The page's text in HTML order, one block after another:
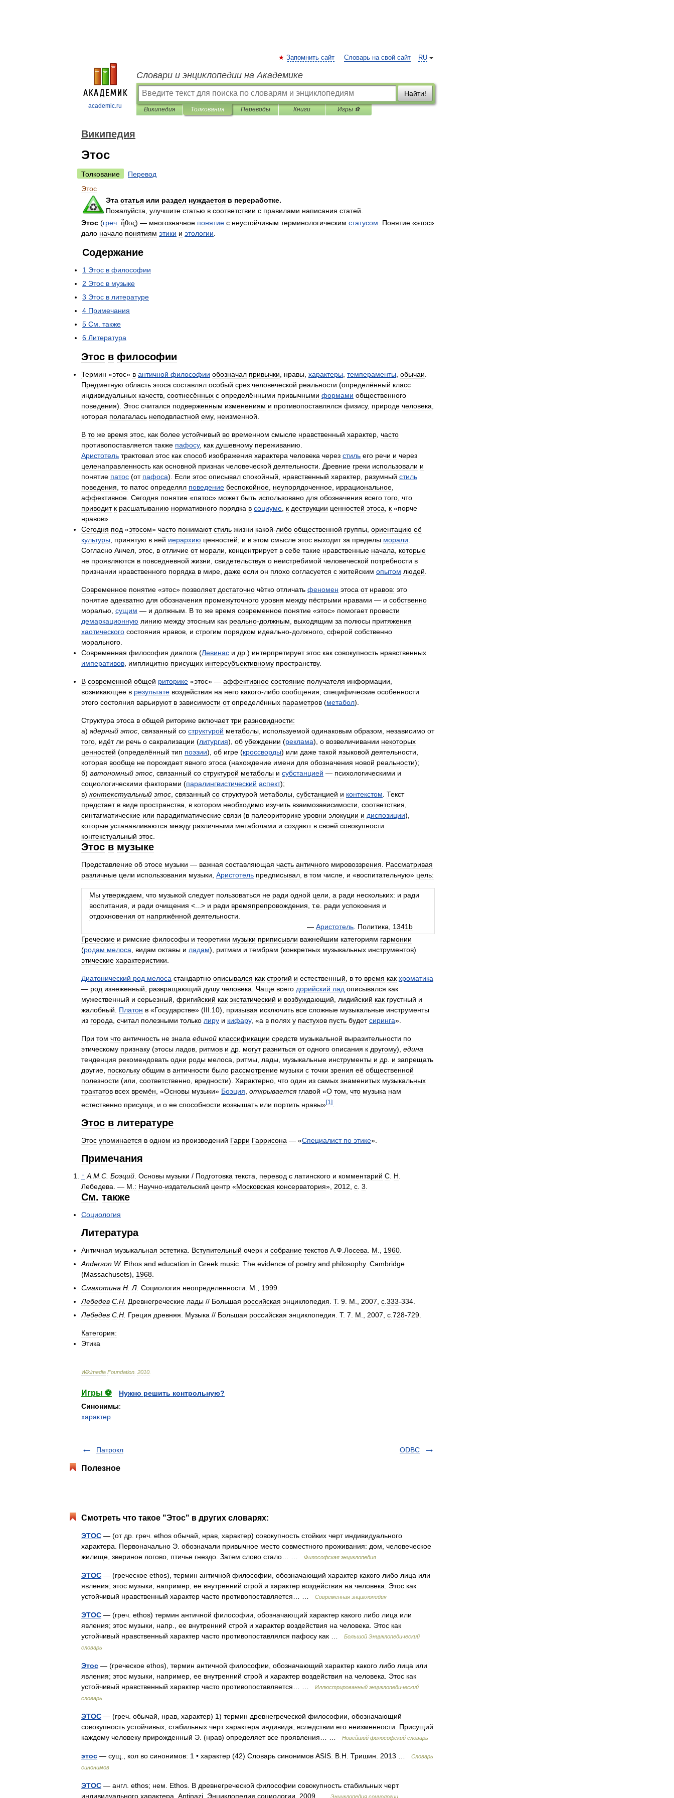
academic.ru
RU
Запомнить сайт Словарь на свой сайт
Словари и энциклопедии на Академике
Найти!
Википедия Толкования Переводы Книги Игры ⚽
Википедия
Этос
Толкование
Перевод
Этос
Эта статья или раздел нуждается в переработке.
Пожалуйста улучшите статью в соответствии с правилами написания статей
Этос (греч ἦθος) — многозначное понятие с неустойчивым терминологическим статусом Понятие «этос»
дало начало понятиям этики и этологии
Содержание
1 Этос в философии
2 Этос в музыке
3 Этос в литературе
4 Примечания
5 См также
6 Литература
Этос в философии
Термин «этос» в античной философии обозначал привычки нравы характеры темпераменты обычаи
Предметную область этоса составлял особый срез человеческой реальности (определённый класс
индивидуальных качеств соотнесённых с определёнными привычными формами общественного
поведения). Этос считался подверженным изменениям и противопоставлялся физису, природе человека
которая полагалась неподвластной ему, неизменной
В то же время этос как более устойчивый во временном смысле нравственный характер часто
противопоставляется также пафосу, как душевному переживанию
Аристотель трактовал этос как способ изображения характера человека через стиль его речи и через
целенаправленность как основной признак человеческой деятельности Древние греки использовали и
понятие патос (от пафоса). Если этос описывал спокойный нравственный характер разумный стиль
поведения то патос определял поведение беспокойное неупорядоченное иррациональное
аффективное Сегодня понятие «патос» может быть использовано для обозначения всего того что
приводит к расшатыванию нормативного порядка в социуме к деструкции ценностей этоса к «порче
нравов».
Сегодня под «этосом» часто понимают стиль жизни какой-либо общественной группы ориентацию её
культуры
принятую в ней иерархию ценностей; и в этом смысле этос выходит за пределы морали
Согласно Анчел этос в отличие от морали концентрирует в себе такие нравственные начала
которые
не проявляются в повседневной жизни свидетельствуя о неистребимой человеческой потребности в
признании нравственного порядка в мире даже если он плохо согласуется с житейским опытом людей
Современное понятие «этос» позволяет достаточно чётко отличать феномен этоса от нравов: это
понятие адекватно для обозначения промежуточного уровня между пёстрыми нравами — и собственно
моралью сущим — и должным В то же время современное понятие «этос» помогает провести
демаркационную линию между этосным как реально-должным выходящим за полюсы притяжения
хаотического состояния нравов и строгим порядком идеально-должного сферой собственно
морального
Современная философия диалога (Левинас и др .) интерпретирует этос как совокупность нравственных
императивов имплицитно присущих интерсубъективному пространству.
В современной общей риторике «этос» — аффективное состояние получателя информации
возникающее в результате воздействия на него какого-либо сообщения; специфические особенности
этого состояния варьируют в зависимости от определённых параметров (метабол).
Структура этоса в общей риторике включает три разновидности:
а) ядерный этос связанный со структурой метаболы используемой одинаковым образом независимо от
того идёт ли речь о сакрализации (литургия), об убеждении (реклама), о возвеличивании некоторых
ценностей (определённый тип поэзии), об игре (кроссворды) или даже такой языковой деятельности
которая вообще не порождает явного этоса (нахождение имени для обозначения новой реальности);
б) автономный этос связанный со структурой метаболы и субстанцией — психологическими и
социологическими факторами (паралингвистический аспект);
в) контекстуальный этос связанный со структурой метаболы субстанцией и контекстом Текст
предстает в виде пространства в котором необходимо изучить взаимозависимости соответствия
синтагматические или парадигматические связи (в палеориторике уровни элокуции и диспозиции),
которые устанавливаются между различными метаболами и создают в своей совокупности
контекстуальный этос
Этос в музыке
Представление об этосе музыки — важная составляющая часть античного мировоззрения
Рассматривая
различные цели использования музыки Аристотель предписывал в том числе и «воспитательную» цель:
Мы утверждаем что музыкой следует пользоваться не ради одной цели а ради нескольких: и ради
воспитания
и ради очищения <...> и ради времяпрепровождения т.е ради успокоения и
отдохновения от напряжённой деятельности
— Аристотель Политика
1341b
Греческие и римские философы и теоретики музыки приписывли важнейшим категориям гармонии
(родам мелоса видам октавы и ладам), ритмам и тембрам (конкретных музыкальных инструментов)
этические характеристики
Диатонический род мелоса стандартно описывался как строгий и естественный в то время как хроматика
— род изнеженный развращающий душу человека Чаще всего дорийский лад описывался как
мужественный и серьезный фригийский как экстатический и возбуждающий лидийский как грустный и
жалобный
Платон в «Государстве» (III 10), призывая исключить все сложные музыкальные инструменты
из города считал полезными только лиру и кифару, «а в полях у пастухов пусть будет сиринга».
При том что античность не знала единой классификации средств музыкальной выразительности по
этическому признаку (этосы ладов ритмов и др могут разниться от одного описания к другому), едина
тенденция рекомендовать одни роды мелоса ритмы лады музыкальные инструменты и др и запрещать
другие поскольку общим в античности было рассмотрение музыки с точки зрения её общественной
полезности (или соответственно вредности). Характерно что один из самых знаменитых музыкальных
трактатов всех времён , «Основы музыки» Боэция открывается главой «О том что музыка нам
естественно присуща и о ее способности возвышать или портить нравы»[1 ]
Этос в литературе
Этос упоминается в одном из произведений Гарри Гаррисона — «Специалист по этике».
Примечания
↑ А М С Боэций Основы музыки / Подготовка текста перевод с латинского и комментарий С Н
Лебедева . — М : Научно-издательский центр «Московская консерватория», 2012 с 3
См. также
Социология
Литература
Античная музыкальная эстетика Вступительный очерк и собрание текстов А Ф Лосева М 1960
Anderson W. Ethos and education in Greek music The evidence of poetry and philosophy. Cambridge
(Massachusets), 1968
Смакотина Н Л Социология неопределенности М 1999
Лебедев С Н Древнегреческие лады // Большая российская энциклопедия Т. 9 М 2007 с 333-334
Лебедев С Н Греция древняя Музыка // Большая российская энциклопедия Т. 7 М 2007 с 728-729
Категория:
Этика
Wikimedia Foundation 2010
Игры ⚽
Нужно решить контрольную?
Синонимы:
характер
Патрокл ODBC
Полезное
Смотреть что такое "Этос" в других словарях:
ЭТОС — (от др. греч. ethos обычай, нрав, характер) совокупность стойких черт индивидуального
характера. Первоначально Э. обозначали привычное место совместного проживания: дом, человеческое
жилище, звериное логово, птичье гнездо. Затем слово стало… …
Философская энциклопедия
ЭТОС — (греческое ethos), термин античной философии, обозначающий характер какого либо лица или
явления; этос музыки, например, ее внутренний строй и характер воздействия на человека. Этос как
устойчивый нравственный характер часто противопоставляется… …
Современная энциклопедия
ЭТОС — (греч. ethos) термин античной философии, обозначающий характер какого либо лица или
явления; этос музыки, напр., ее внутренний строй и характер воздействия на человека. Этос как
устойчивый нравственный характер часто противопоставлялся пафосу как …
Большой Энциклопедический
словарь
Этос — (греческое ethos), термин античной философии, обозначающий характер какого либо лица или
явления; этос музыки, например, ее внутренний строй и характер воздействия на человека. Этос как
устойчивый нравственный характер часто противопоставляется… …
Иллюстрированный энциклопедический
словарь
ЭТОС — (греч. обычай, нрав, характер) 1) термин древнегреческой философии, обозначающий
совокупность устойчивых, стабильных черт характера индивида, вследствии его неизменности. Присущий
каждому человеку прирожденный Э. (нрав) определяет все проявления… …
Новейший философский словарь
этос — сущ., кол во синонимов: 1 • характер (42) Словарь синонимов ASIS. В.Н. Тришин. 2013 …
Словарь
синонимов
ЭТОС — англ. ethos; нем. Ethos. В древнегреческой философии совокупность стабильных черт
индивидуального характера. Antinazi. Энциклопедия социологии, 2009 …
Энциклопедия социологии